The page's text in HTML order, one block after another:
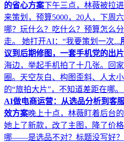
的省心方案下午三点，林薇被拉
来策划，预算5000，20人，下周
哪？玩什么？吃什么？预算怎么
走。 她打开AI：“我要策划一次...
议到后期修图，一套手机党的出
海边，举起手机拍了十几张。回
圈。天空灰白、构图歪斜、人太
的“旅拍大片”，不知道差距在哪
AI做电商运营：从选品分析到客
效方案晚上十点，林薇盯着后台
她上了新款，改了主图，降了价
哪——是选品不对？标题没写好？